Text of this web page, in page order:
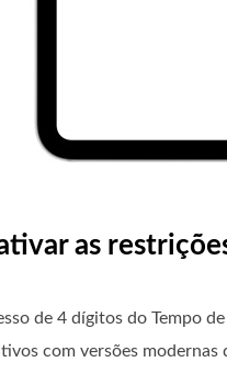
as
de 4 dígitos do Tempo
com versões modernas